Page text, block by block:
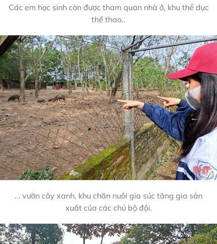
Các em học sinh còn được tham quan nhà ở, khu thể dục
thể thao..
... vườn cây xanh, khu chăn nuôi gia súc tăng gia sản
xuất của các chú bộ đội.